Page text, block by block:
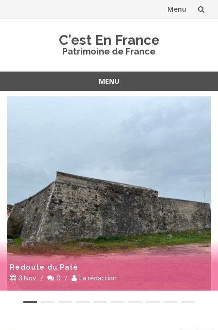
Menu
C'est En France
Patrimoine de France
MENU
Aller
Redoute du Paté
3 Nov / 0 / La rédaction